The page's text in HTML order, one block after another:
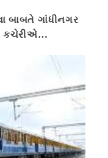
બાબતે ગાંધીનગર
કચેરીએ